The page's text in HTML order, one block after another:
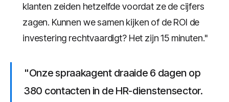
klanten zeiden hetzelfde voordat ze de cijfers
zagen. Kunnen we samen kijken of de ROI de
investering rechtvaardigt? Het zijn 15 minuten."
"Onze spraakagent draaide 6 dagen op
380 contacten in de HR-dienstensector.